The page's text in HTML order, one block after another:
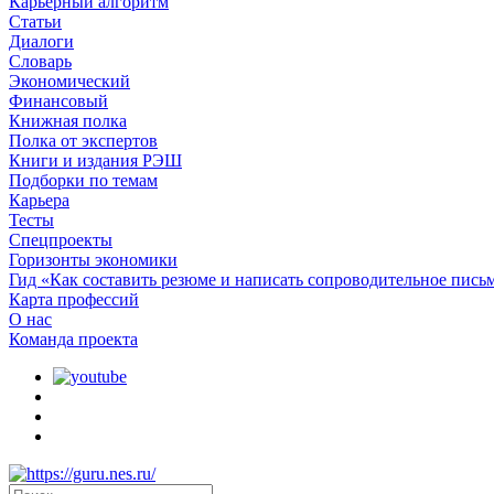
Статьи
Диалоги
Словарь
Экономический
Финансовый
Книжная полка
Полка от экспертов
Книги и издания РЭШ
Подборки по темам
Карьера
Тесты
Спецпроекты
Горизонты экономики
Гид «Как составить резюме и написать сопроводительное
Карта профессий
О наc
Команда проекта